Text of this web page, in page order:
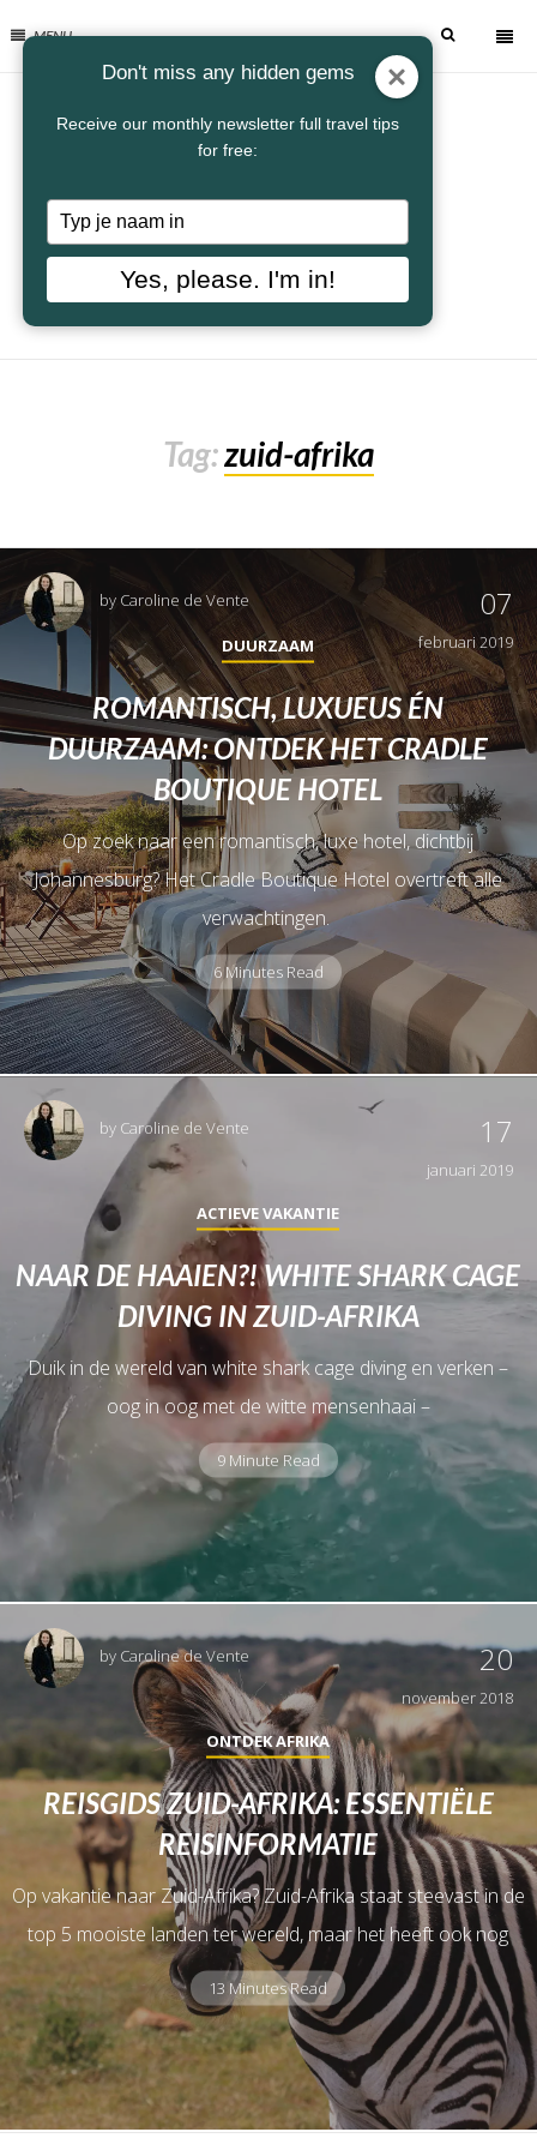
MENU
Tag:zuid-afrika
by Caroline de Vente 07
februari 2019
DUURZAAM
ROMANTISCH, LUXUEUS ÉN
DUURZAAM: ONTDEK HET CRADLE
BOUTIQUE HOTEL
Op zoek naar een romantisch, luxe hotel, dichtbij
Johannesburg? Het Cradle Boutique Hotel overtreft alle
verwachtingen.
6 Minutes Read
by Caroline de Vente 17
januari 2019
ACTIEVE VAKANTIE
NAAR DE HAAIEN?! WHITE SHARK CAGE
DIVING IN ZUID-AFRIKA
Duik in de wereld van white shark cage diving en verken –
oog in oog met de witte mensenhaai –
9 Minute Read
by Caroline de Vente 20
november 2018
ONTDEK AFRIKA
REISGIDS ZUID-AFRIKA: ESSENTIËLE
REISINFORMATIE
Op vakantie naar Zuid-Afrika? Zuid-Afrika staat steevast in de
top 5 mooiste landen ter wereld, maar het heeft ook nog
13 Minutes Read
Don't miss any hidden gems
Receive our monthly newsletter full travel tips
for free:
Typ
je
naam
Yes, please. I'm in!